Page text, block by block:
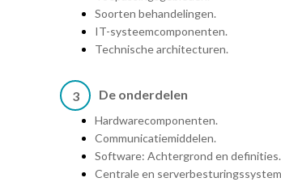
Soorten behandelingen.
IT-systeemcomponenten.
Technische architecturen.
3 De onderdelen
Hardwarecomponenten.
Communicatiemiddelen.
Software: Achtergrond en definities.
Centrale en